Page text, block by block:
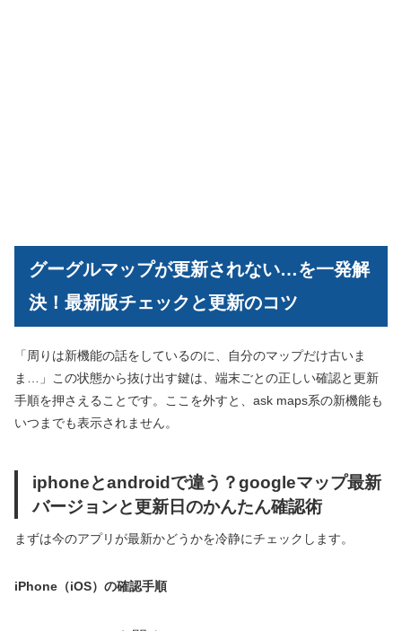
グーグルマップが更新されない…を一発解
決！最新版チェックと更新のコツ
「周りは新機能の話をしているのに、自分のマップだけ古いま
ま…」この状態から抜け出す鍵は、端末ごとの正しい確認と更新
手順を押さえることです。ここを外すと、ask maps系の新機能も
いつまでも表示されません。
iphoneとandroidで違う？googleマップ最新
バージョンと更新日のかんたん確認術
まずは今のアプリが最新かどうかを冷静にチェックします。
iPhone（iOS）の確認手順